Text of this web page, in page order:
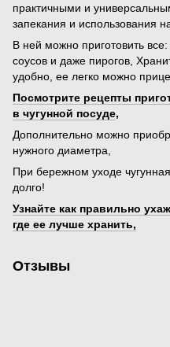
практичными и
запекания и использования
В ней можно приготовить
соусов и даже пирогов,
удобно, ее легко можно
Посмотрите рецепты
в чугунной посуде,
Дополнительно можно
нужного диаметра,
При бережном уходе
долго!
Узнайте как правильно
где ее лучше хранить,
Отзывы